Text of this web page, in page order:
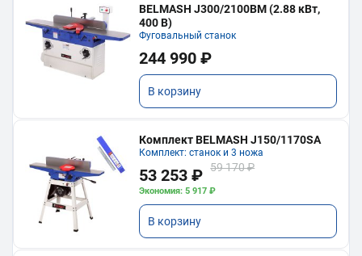
BELMASH J300/2100ВМ (2.88 кВт,
400 В)
Фуговальный станок
244 990 ₽
В корзину
Комплект BELMASH J150/1170SA
Комплект: станок и 3 ножа
53 253 ₽ 59 170 ₽
Экономия: 5 917 ₽
В корзину